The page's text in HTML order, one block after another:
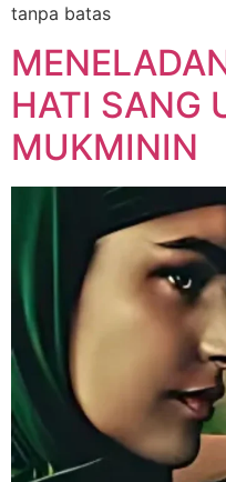
tanpa batas
HATI SANG
MUKMININ